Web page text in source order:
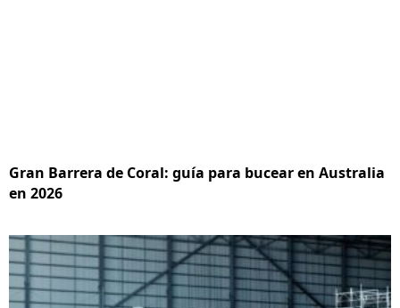
Gran Barrera de Coral: guía para bucear en Australia
en 2026